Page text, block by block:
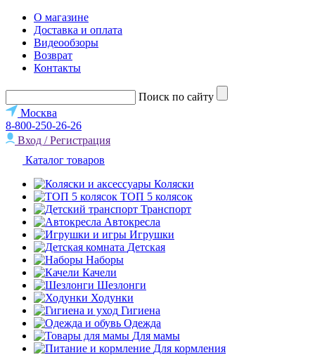
О магазине
Доставка и оплата
Видеообзоры
Возврат
Контакты
Поиск по сайту
Москва
8-800-250-26-26
Вход / Регистрация
Каталог товаров
Коляски
ТОП 5 колясок
Транспорт
Автокресла
Игрушки
Детская
Наборы
Качели
Шезлонги
Ходунки
Гигиена
Одежда
Для мамы
Для кормления